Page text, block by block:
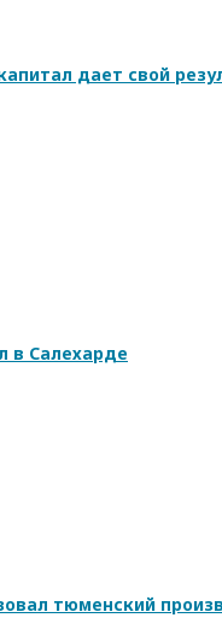
дает свой
в Салехарде
тюменский